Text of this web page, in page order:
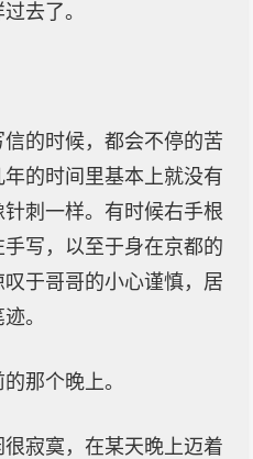
去了。
的时候，都会不停的苦
的时间里基本上就没有
刺一样。有时候右手根
写，以至于身在京都的
于哥哥的小心谨慎，居
。
那个晚上。
寂寞，在某天晚上迈着